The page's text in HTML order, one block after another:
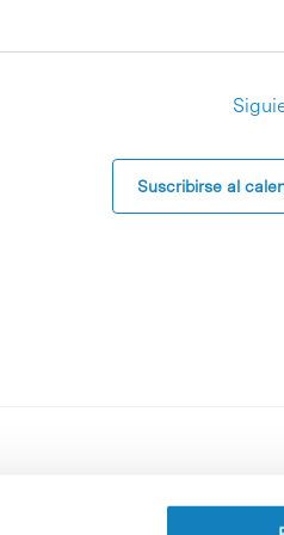
Suscribirse al